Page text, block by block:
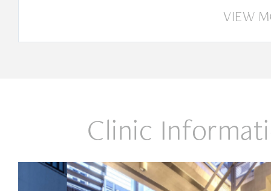
VIEW
Clinic